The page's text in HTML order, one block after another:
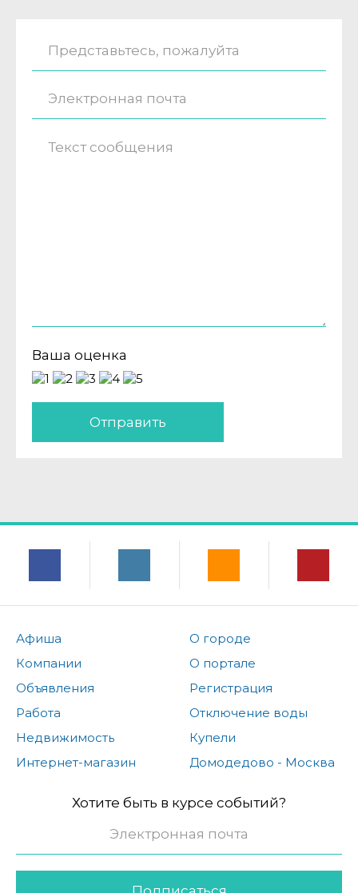
Ваша оценка
Отправить
Афиша
Компании
Объявления
Работа
Недвижимость
Интернет-магазин
О городе
О портале
Регистрация
Отключение воды
Купели
Домодедово - Москва
Хотите быть в курсе событий?